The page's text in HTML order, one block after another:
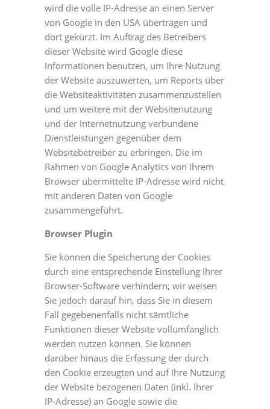
wird die volle IP-Adresse an einen Server
von Google in den USA übertragen und
dort gekürzt. Im Auftrag des Betreibers
dieser Website wird Google diese
Informationen benutzen, um Ihre Nutzung
der Website auszuwerten, um Reports über
die Websiteaktivitäten zusammenzustellen
und um weitere mit der Websitenutzung
und der Internetnutzung verbundene
Dienstleistungen gegenüber dem
Websitebetreiber zu erbringen. Die im
Rahmen von Google Analytics von Ihrem
Browser übermittelte IP-Adresse wird nicht
mit anderen Daten von Google
zusammengeführt.
Browser Plugin
Sie können die Speicherung der Cookies
durch eine entsprechende Einstellung Ihrer
Browser-Software verhindern; wir weisen
Sie jedoch darauf hin, dass Sie in diesem
Fall gegebenenfalls nicht sämtliche
Funktionen dieser Website vollumfänglich
werden nutzen können. Sie können
darüber hinaus die Erfassung der durch
den Cookie erzeugten und auf Ihre Nutzung
der Website bezogenen Daten (inkl. Ihrer
IP-Adresse) an Google sowie die